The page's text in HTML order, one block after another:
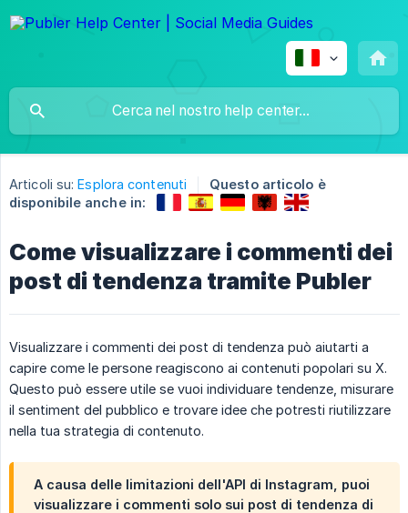
Articoli su: Esplora contenuti
Questo articolo è
disponibile anche in:
Come visualizzare i commenti dei
post di tendenza tramite Publer
Visualizzare i commenti dei post di tendenza può aiutarti a
capire come le persone reagiscono ai contenuti popolari su X.
Questo può essere utile se vuoi individuare tendenze, misurare
il sentiment del pubblico e trovare idee che potresti riutilizzare
nella tua strategia di contenuto.
A causa delle limitazioni dell'API di Instagram, puoi
visualizzare i commenti solo sui post di tendenza di